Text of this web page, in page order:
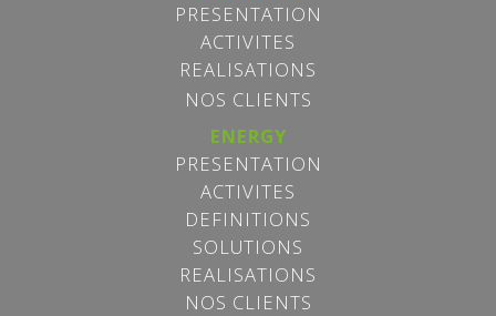
PRESENTATION
ACTIVITES
REALISATIONS
NOS CLIENTS
ENERGY
PRESENTATION
ACTIVITES
DEFINITIONS
SOLUTIONS
REALISATIONS
NOS CLIENTS